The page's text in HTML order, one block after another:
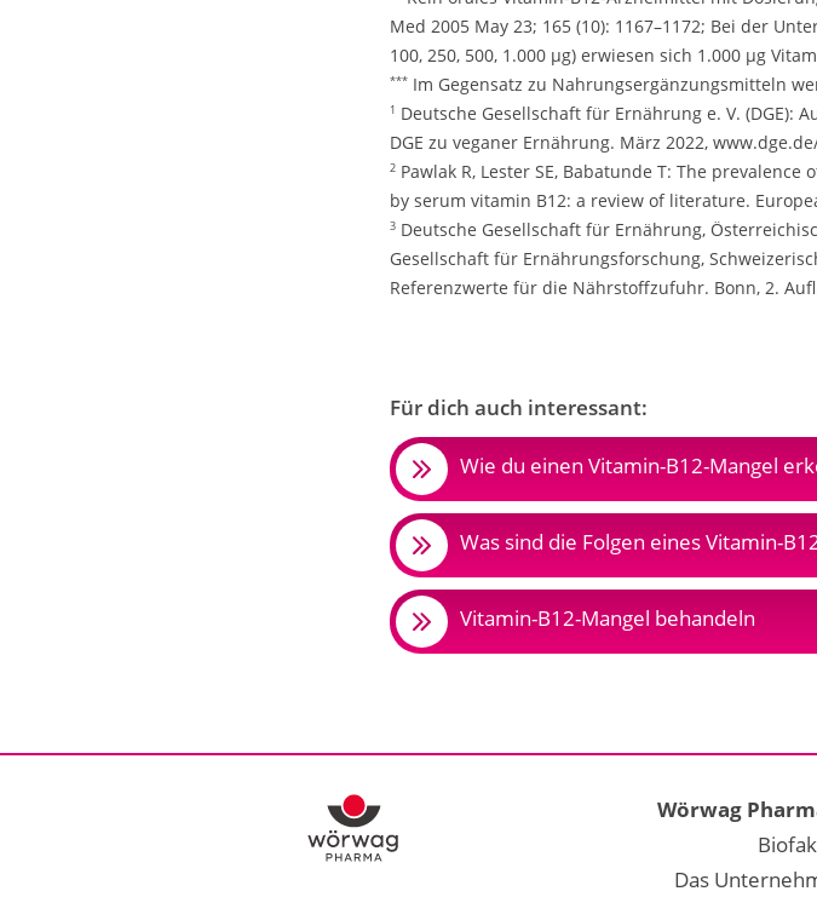
Med 2005 May 23; 165 (10): 1167–1172; Bei der
100, 250, 500, 1.000 μg) erwiesen sich 1.000 μg
*** Im Gegensatz zu Nahrungsergänzungsmitteln
1 Deutsche Gesellschaft für Ernährung e. V. (DGE):
DGE zu veganer Ernährung. März 2022,
2 Pawlak R, Lester SE, Babatunde T: The
by serum vitamin B12: a review of literature.
3 Deutsche Gesellschaft für Ernährung,
Gesellschaft für Ernährungsforschung,
Referenzwerte für die Nährstoffzufuhr. Bonn, 2.
Für dich auch interessant:
Wie du einen Vitamin-B12-Mangel
Was sind die Folgen eines Vitamin-
Vitamin-B12-Mangel behandeln
Wörwag
Das